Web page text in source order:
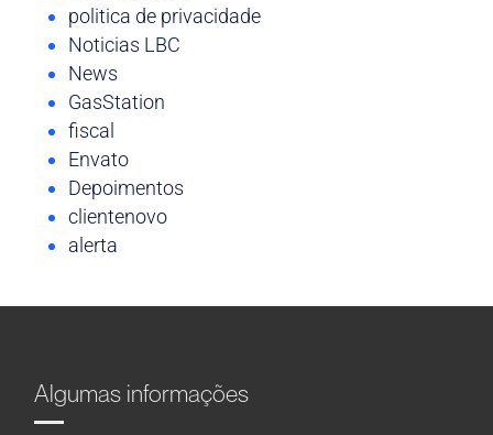
politica de privacidade
Noticias LBC
News
GasStation
fiscal
Envato
Depoimentos
clientenovo
alerta
Algumas informações